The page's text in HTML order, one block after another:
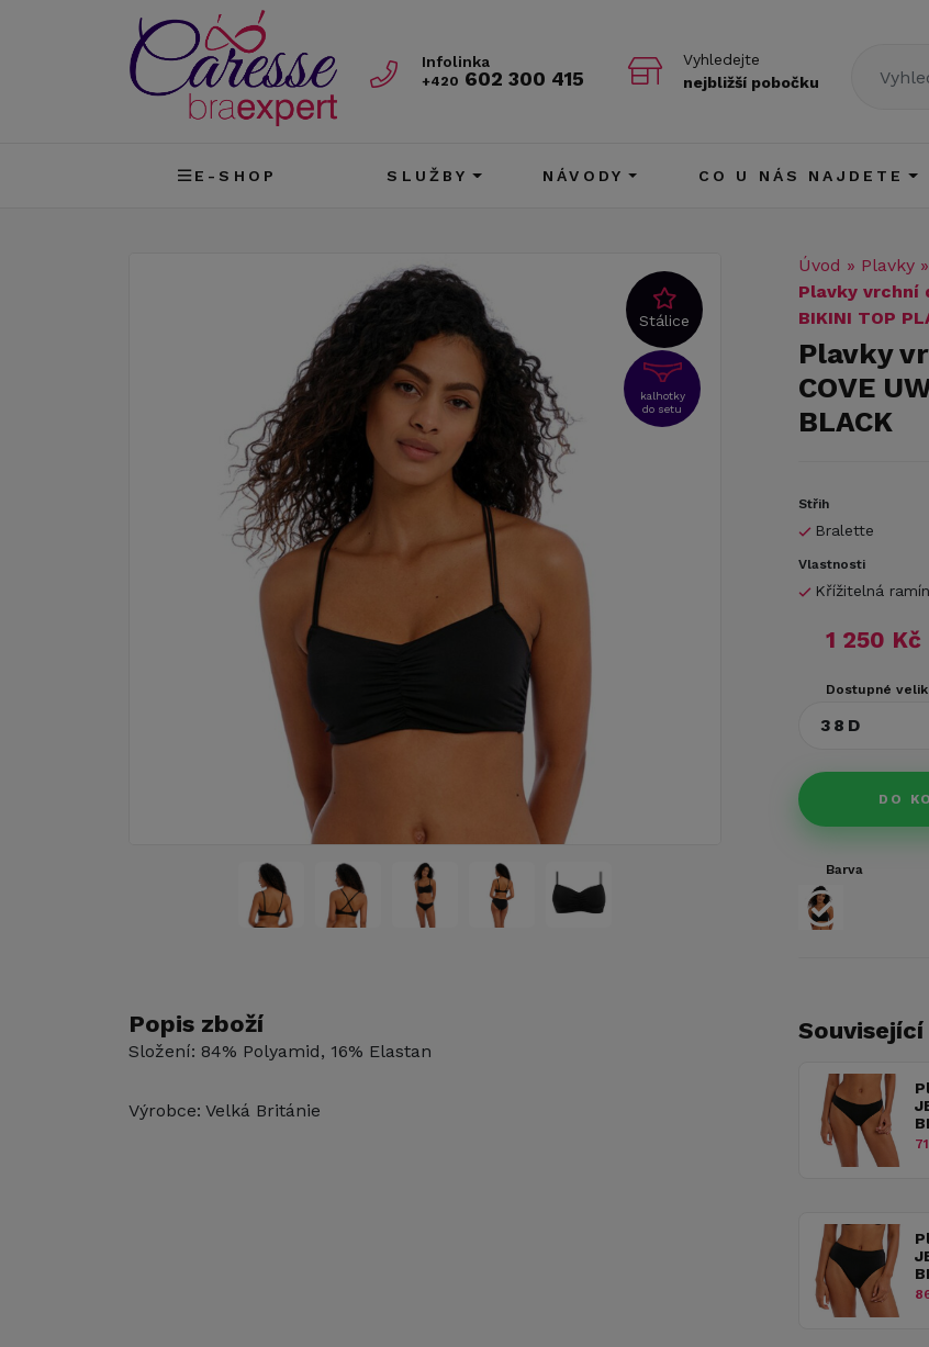
Infolinka
+420 602 300 415
Vyhledejte
nejbližší pobočku
E-SHOP SLUŽBY NÁVODY CO U NÁS NAJDETE
Stálice
kalhotky
do setu
Popis zboží
Složení: 84% Polyamid, 16% Elastan
Výrobce: Velká Británie
Úvod » Plavky »
Plavky vrchní
BIKINI TOP
Plavky
COVE
BLACK
Střih
Bralette
Vlastnosti
Křížitelná
1 250 Kč
Dostupné
38D
DO
Barva